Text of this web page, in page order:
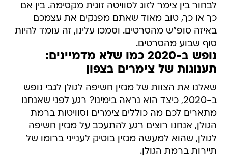
לבחור בין צימר לזוג לסוויטה זוגית מקסימה. בין אם
כך או כך, טוב מאוד שאתם מפנקים את עצמכם
באיזה סופ"ש מהסרטים. וסמכו עלינו, זה עומד להיות
סוף שבוע מהסרטים.
נופש ב-2020 כמו שלא מדמיינים:
תענוגות של צימרים בצפון
שאלנו את הצוות של מגזין חשיפה לגולן לגבי נופש
ב-2020, כיצד הוא נראה בימינו? רגע לפני שאנחנו
מתארים לכם מה כוללים צימרים וסוויטות ברמת
הגולן, אנחנו רוצים רגע להתעכב על מגזין חשיפה
לגולן, שהוא למעשה מגזין בוטיק לענייני ברומו של
תיירות ברמת הגולן.